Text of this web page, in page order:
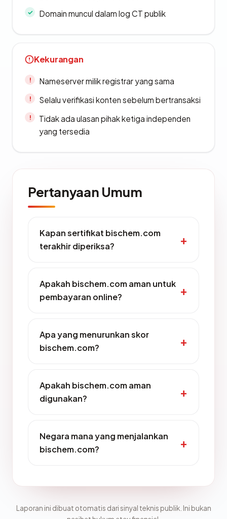
Domain muncul dalam log CT publik
Kekurangan
Nameserver milik registrar yang sama
Selalu verifikasi konten sebelum bertransaksi
Tidak ada ulasan pihak ketiga independen
yang tersedia
Pertanyaan Umum
Kapan sertifikat bischem.com
terakhir diperiksa?
Apakah bischem.com aman untuk
pembayaran online?
Apa yang menurunkan skor
bischem.com?
Apakah bischem.com aman
digunakan?
Negara mana yang menjalankan
bischem.com?
Laporan ini dibuat otomatis dari sinyal teknis publik. Ini bukan